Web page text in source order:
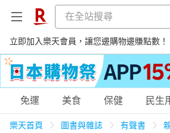
立即加入樂天會員，讓您邊購物邊賺點數！
購物網分類
免運 美食 保健 民生
樂天首頁 圖書與雜誌 有聲書